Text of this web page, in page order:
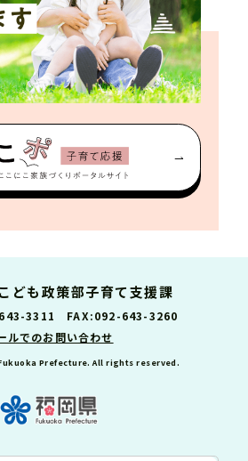
ども政策部子育て支援課
3311 FAX:092-643-3260
ルでのお問い合わせ
Prefecture. All rights reserved.